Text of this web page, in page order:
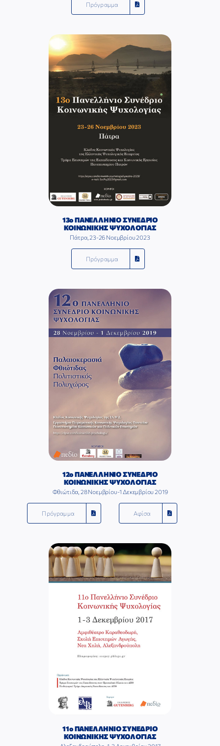
Πρόγραμμα
13ο ΠΑΝΕΛΛΗΝΙΟ ΣΥΝΕΔΡΙΟ
ΚΟΙΝΩΝΙΚΗΣ ΨΥΧΟΛΟΓΙΑΣ
Πάτρα, 23-26 Νοεμβρίου 2023
Πρόγραμμα
12ο ΠΑΝΕΛΛΗΝΙΟ ΣΥΝΕΔΡΙΟ
ΚΟΙΝΩΝΙΚΗΣ ΨΥΧΟΛΟΓΙΑΣ
Φθιώτιδα, 28 Νοεμβρίου-1 Δεκεμβρίου 2019
Πρόγραμμα Αφίσα
11ο ΠΑΝΕΛΛΗΝΙΟ ΣΥΝΕΔΡΙΟ
ΚΟΙΝΩΝΙΚΗΣ ΨΥΧΟΛΟΓΙΑΣ